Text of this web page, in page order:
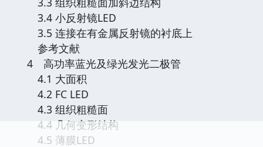
3.4 小反射镜LED
3.5 连接在有金属反射镜的衬底上
参考文献
4 高功率蓝光及绿光发光二极管
4.1 大面积
4.2 FC LED
4.3 组织粗糙面
4.4 几何变形结构
4.5 薄膜LED